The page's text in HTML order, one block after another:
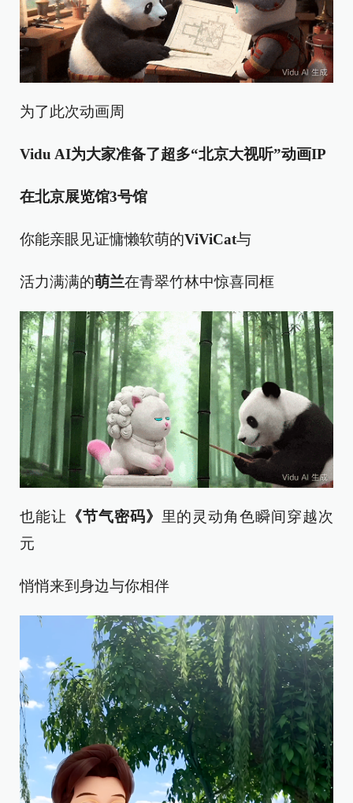
为了此次动画周
Vidu AI为大家准备了超多“北京大视听”动画IP
在北京展览馆3号馆
你能亲眼见证慵懒软萌的ViViCat与
活力满满的萌兰在青翠竹林中惊喜同框
也能让 《节气密码》
里的灵动角色瞬间穿越次
元
悄悄来到身边与你相伴